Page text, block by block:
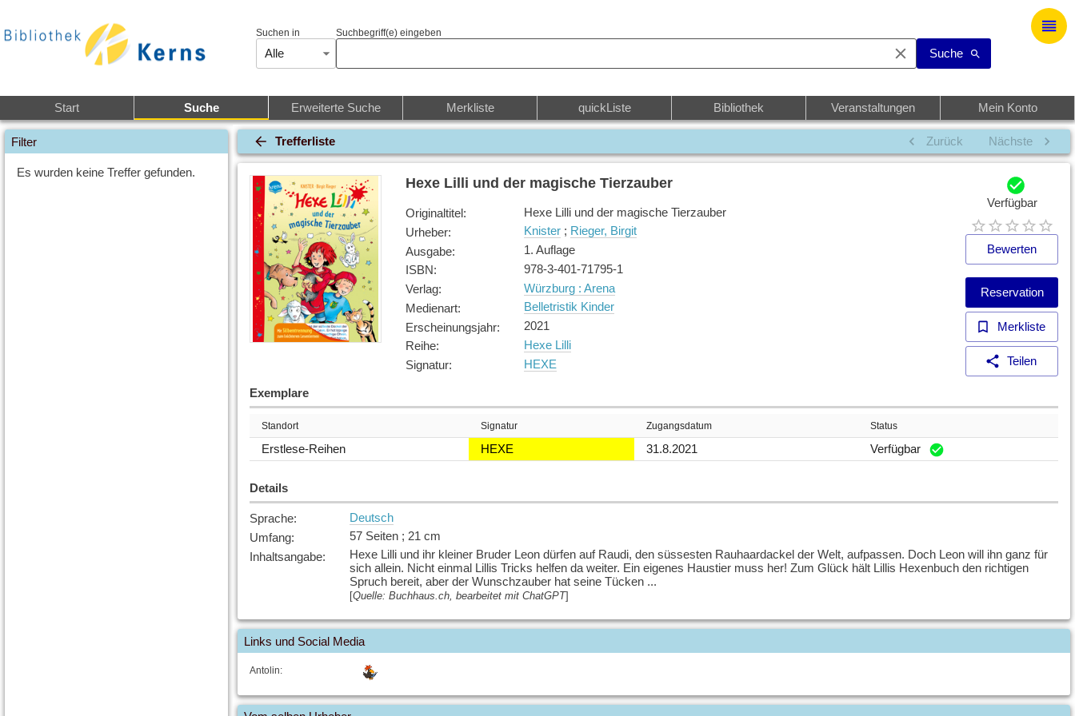
Suchen in
Alle
Suchbegriff(e) eingeben
Suche
Start Suche Erweiterte Suche Merkliste quickListe Bibliothek Veranstaltungen Mein Konto
Filter
Es wurden keine Treffer gefunden.
Trefferliste Zurück Nächste
Hexe Lilli und der magische Tierzauber
Originaltitel:
Hexe Lilli und der magische Tierzauber
Urheber: Knister ; Rieger, Birgit
Ausgabe:
1. Auflage
ISBN:
978-3-401-71795-1
Verlag:
Würzburg : Arena
Medienart:
Belletristik Kinder
Erscheinungsjahr:
2021
Reihe:
Hexe Lilli
Signatur: HEXE
Verfügbar
Bewerten
Reservation
Merkliste
Teilen
Exemplare
Standort Signatur Zugangsdatum Status
Erstlese-Reihen HEXE 31.8.2021 Verfügbar
Details
Sprache:
Deutsch
Umfang:
57 Seiten ; 21 cm
Inhaltsangabe:
Hexe Lilli und ihr kleiner Bruder Leon dürfen auf Raudi, den süssesten Rauhaardackel der Welt, aufpassen. Doch Leon will ihn ganz für
sich allein. Nicht einmal Lillis Tricks helfen da weiter. Ein eigenes Haustier muss her! Zum Glück hält Lillis Hexenbuch den richtigen
Spruch bereit, aber der Wunschzauber hat seine Tücken ...
[Quelle: Buchhaus.ch, bearbeitet mit ChatGPT]
Links und Social Media
Antolin: